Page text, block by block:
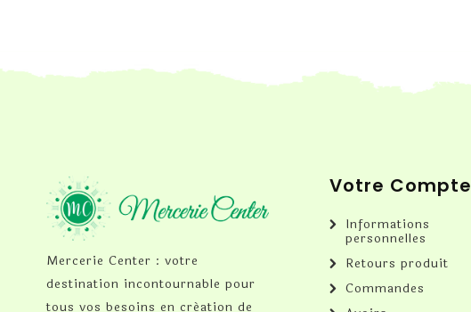
Mercerie Center : votre
destination incontournable pour
tous vos besoins en création de
Votre Compte
Informations
personnelles
Retours produit
Commandes